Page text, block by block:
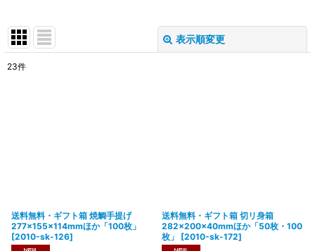
表示順変更
23件
送料無料・ギフト箱 焼鯛手提げ
277×155×114mmほか「100枚」
[2010-sk-126]
送料無料・ギフト箱 切リ身箱
282×200×40mmほか「50枚・100
枚」
[2010-sk-172]